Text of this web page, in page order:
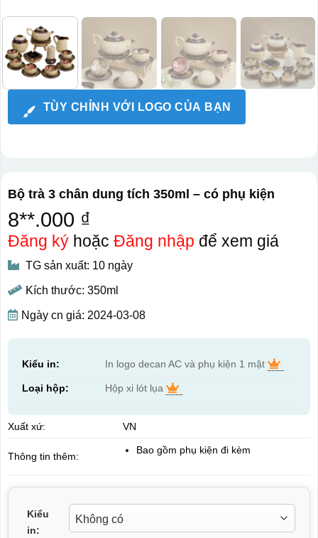
TÙY CHỈNH VỚI LOGO CỦA BẠN
Bộ trà 3 chân dung tích 350ml – có phụ kiện
8**.000 ₫
Đăng kýhoặc Đăng nhập để xem giá
TG sản xuất: 10 ngày
Kích thước: 350ml
Ngày cn giá: 2024-03-08
Kiểu in: In logo decan AC và phụ kiện 1 mặt
Loại hộp: Hộp xi lót lụa
Xuất xứ: VN
Thông tin thêm:
Bao gồm phụ kiện đi kèm
Kiểu
in: